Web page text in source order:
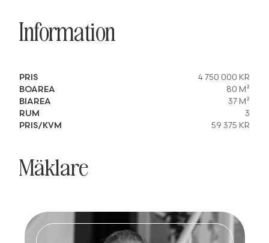
Information
PRIS
4 750 000 KR
BOAREA
80 M²
BIAREA
37 M²
RUM
3
PRIS/KVM
59 375 KR
Mäklare